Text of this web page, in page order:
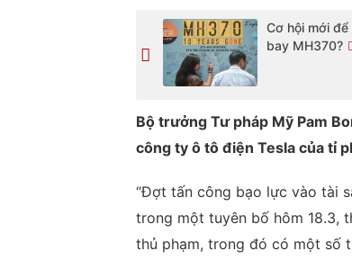
Cơ hội mới
bay MH370?
Bộ trưởng Tư pháp Mỹ Pam
công ty ô tô điện Tesla của tỉ
“Đợt tấn công bạo lực vào tài
trong một tuyên bố hôm 18.3,
thủ phạm, trong đó có một số